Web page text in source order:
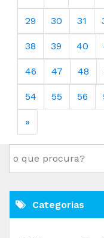
29 30 31
38 39 40
46 47 48
54 55 56
»
Categorias